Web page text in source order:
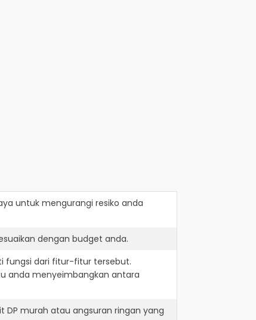
untuk mengurangi resiko anda
dengan budget anda.
fungsi dari fitur-fitur tersebut.
anda menyeimbangkan antara
murah atau angsuran ringan yang